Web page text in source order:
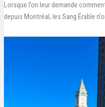
Lorsque l’on leur demande
depuis Montréal, les Sang Érable